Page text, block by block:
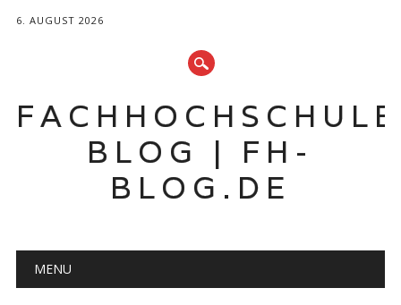
6. AUGUST 2026
BLOG | FH-
BLOG.DE
Hauptmenü
MENU